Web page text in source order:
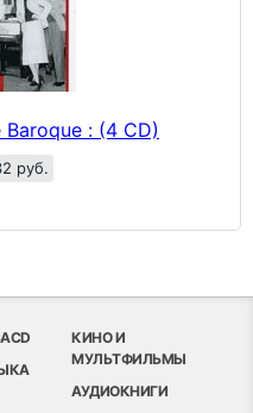
: (4 CD)
руб.
КИНО И
МУЛЬТФИЛЬМЫ
АУДИОКНИГИ